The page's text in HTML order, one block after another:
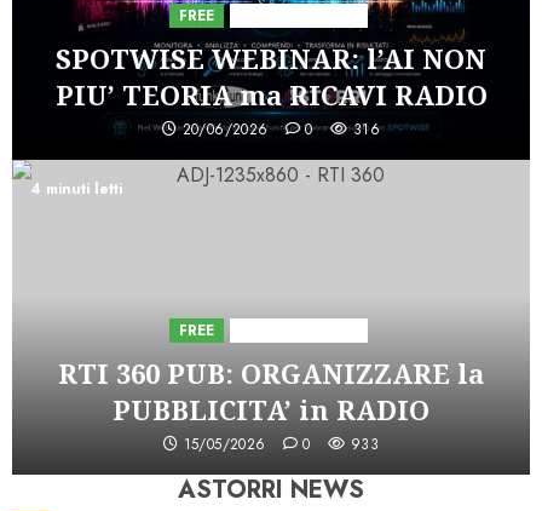
FREE
SPOTWISE WEBINAR: l’AI NON
PIU’ TEORIA ma RICAVI RADIO
20/06/2026 0 316
4 minuti letti
FREE
RTI 360 PUB: ORGANIZZARE la
PUBBLICITA’ in RADIO
15/05/2026 0 933
ASTORRI NEWS